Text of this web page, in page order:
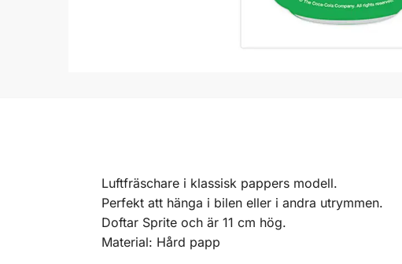
Luftfräschare i klassisk pappers modell.
Perfekt att hänga i bilen eller i andra utrymmen.
Doftar Sprite och är 11 cm hög.
Material: Hård papp